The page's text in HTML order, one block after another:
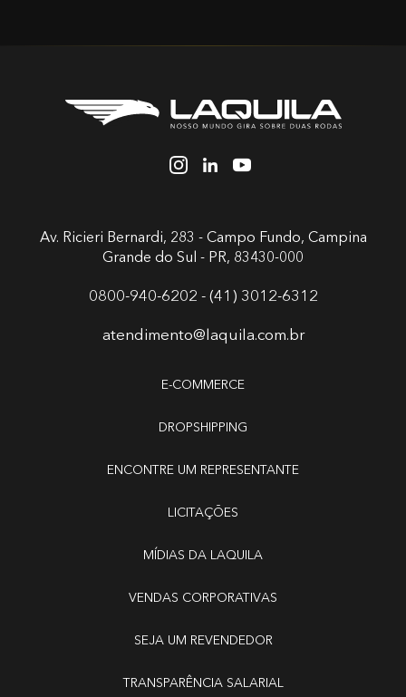
Av. Ricieri Bernardi, 283 - Campo Fundo, Campina
Grande do Sul - PR, 83430-000
0800-940-6202 - (41) 3012-6312
atendimento@laquila.com.br
E-COMMERCE
DROPSHIPPING
ENCONTRE UM REPRESENTANTE
LICITAÇÕES
MÍDIAS DA LAQUILA
VENDAS CORPORATIVAS
SEJA UM REVENDEDOR
TRANSPARÊNCIA SALARIAL